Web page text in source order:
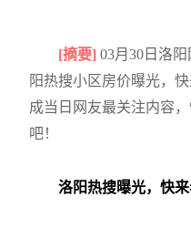
[摘要] 03月30日洛
阳热搜小区房价曝光，
成当日网友最关注内容
吧！
洛阳热搜曝光，快